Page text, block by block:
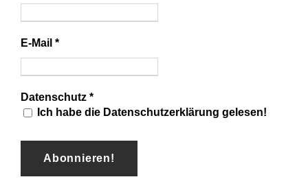
E-Mail *
Datenschutz *
Ich habe die Datenschutzerklärung gelesen!